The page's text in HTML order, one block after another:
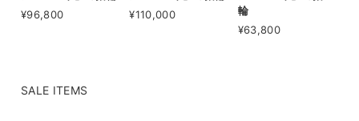
¥96,800
¥110,000
輪
¥63,800
SALE ITEMS